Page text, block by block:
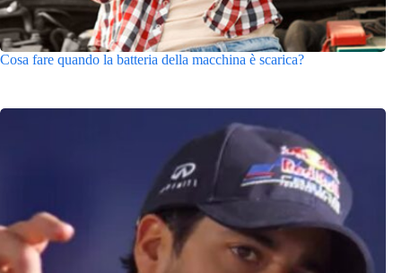
Cosa fare quando la batteria della macchina è scarica?